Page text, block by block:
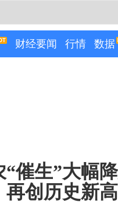
财经要闻 行情 数据
催生”大幅
再创历史新高